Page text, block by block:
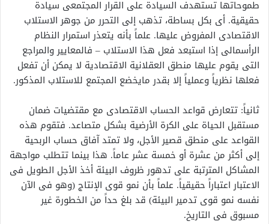
طموحاتها تستهدف السيادة على القرار المجتمعى سيادة
حقيقية. أى بكل بساطة، تذهب إلى التحرر من جوهر الاستلاب
الاقتصادى المفروض عليها. علماً بأنه يتعذر استمرار النظام
الرأسمالى إذا استبعد فعل هذا الاستلاب – فالمعايير والمراجع
التى يقوم عليها منطق العقلانية الاقتصادية لا يمكن أن تفعل
فعلها نظرياً وعملياً إلا بقدر مايخضع المجتمع للاستلاب المذكور.
ثانياً: تتعارض قواعد الحساب الاقتصادى مع مقتضيات ضمان
مستقبل الحياة على الكرة الأرضية بشكل متصاعد. فتقوم هذه
القواعد على منطق قصير الأجل، ولا تمتد آفاق حساب الربحية
إلى أكثر من عشرة أو خمسة عشر عاماً. هذا بينما تتطلب مواجهة
المشاكل المترتبة على تدهور ظروف البيئة أخذ الأجل الطويل فى
الاعتبار اعتباراً حقيقياً. علماً بأن نمو قوى الإنتاج (وهو فى الآن
نفسه نمو قوى تدمير البيئة) قد بلغ حداً من الخطورة غير
مسبوق فى التاريخ.